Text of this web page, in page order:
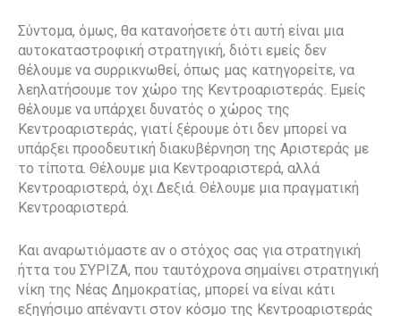
Σύντομα, όμως, θα κατανοήσετε ότι αυτή είναι μια
αυτοκαταστροφική στρατηγική, διότι εμείς δεν
θέλουμε να συρρικνωθεί, όπως μας κατηγορείτε, να
λεηλατήσουμε τον χώρο της Κεντροαριστεράς. Εμείς
θέλουμε να υπάρχει δυνατός ο χώρος της
Κεντροαριστεράς, γιατί ξέρουμε ότι δεν μπορεί να
υπάρξει προοδευτική διακυβέρνηση της Αριστεράς με
το τίποτα. Θέλουμε μια Κεντροαριστερά, αλλά
Κεντροαριστερά, όχι Δεξιά. Θέλουμε μια πραγματική
Κεντροαριστερά.
Και αναρωτιόμαστε αν ο στόχος σας για στρατηγική
ήττα του ΣΥΡΙΖΑ, που ταυτόχρονα σημαίνει στρατηγική
νίκη της Νέας Δημοκρατίας, μπορεί να είναι κάτι
εξηγήσιμο απέναντι στον κόσμο της Κεντροαριστεράς